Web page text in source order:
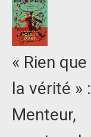
« Rien que
la vérité » :
Menteur,